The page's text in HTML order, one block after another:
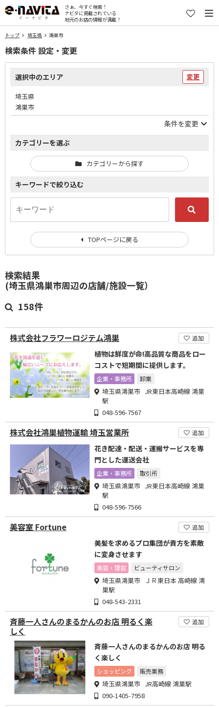
さぁ、今すぐ検索！
ナビタに掲載されている
地元のお店の情報が満載！
トップ 埼玉県 鴻巣市
検索結果
(埼玉県鴻巣市周辺の店舗/施設一覧）
158件
株式会社フラワーロジテム鴻巣 追加
植物は鮮度が命!高品質な商品をロー
コストで短期間に提供します。
企業・事務所 卸業
埼玉県鴻巣市 JR東日本高崎線 鴻巣
駅
048-596-7567
株式会社鴻巣植物運輸 埼玉営業所 追加
花き配達・配送・運搬サービスを専
門とした運送会社
企業・事務所 取引所
埼玉県鴻巣市 JR東日本高崎線 鴻巣
駅
048-596-7566
美容室 Fortune 追加
美髪を求めるプロ集団が貴方を素敵
に変身させます
美容・理容 ビューティサロン
埼玉県鴻巣市 ＪＲ東日本 高崎線 鴻
巣駅
048-543-2331
斉藤一人さんのまるかんのお店 明るく楽
しく
追加
斉藤一人さんのまるかんのお店 明る
く楽しく
ショッピング 販売業務
埼玉県鴻巣市 JR高崎線 鴻巣駅
090-1405-7958
検索条件 設定・変更
選択中のエリア 変更
埼玉県
鴻巣市
条件を変更
カテゴリーを選ぶ
カテゴリーから探す
キーワードで絞り込む
TOPページに戻る